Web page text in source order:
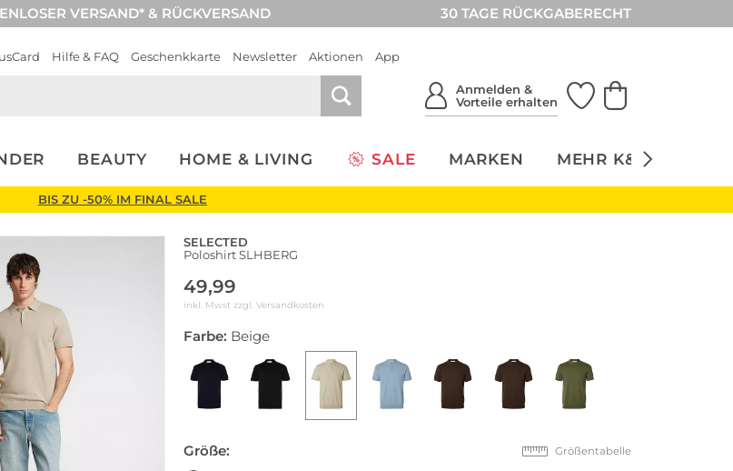
VERSAND* & RÜCKVERSAND 30 TAGE RÜCKGABERECHT
Hilfe & FAQ Geschenkkarte Newsletter Aktionen App
Anmelden &
Vorteile erhalten
BEAUTY HOME & LIVING SALE MARKEN MEHR K&Ö
BIS ZU -50% IM FINAL SALE
SELECTED
Poloshirt SLHBERG
49,99
inkl. Mwst zzgl. Versandkosten
Farbe: Beige
Größe: Größentabelle